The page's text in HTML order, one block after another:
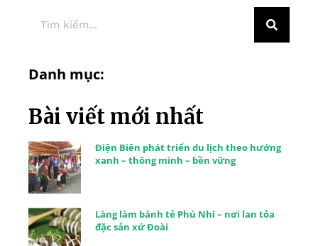
Danh mục:
Bài viết mới nhất
Điện Biên phát triển du lịch theo hướng
xanh – thông minh – bền vững
Làng làm bánh tẻ Phú Nhi – nơi lan tỏa
đặc sản xứ Đoài